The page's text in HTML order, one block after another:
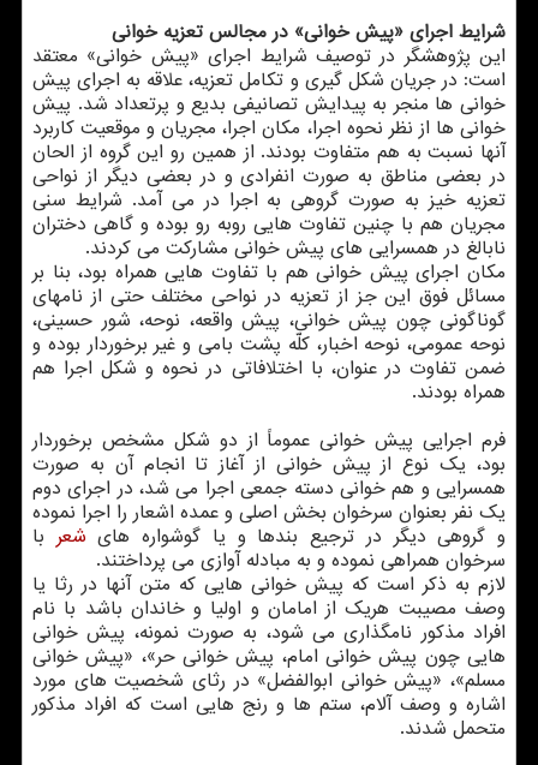
شرایط اجرای «پیش خوانی» در مجالس تعزیه خوانی
این پژوهشگر در توصیف شرایط اجرای «پیش خوانی» معتقد
است: در جریان شکل گیری و تکامل تعزیه، علاقه به اجرای پیش
خوانی ها منجر به پیدایش تصانیفی بدیع و پرتعداد شد. پیش
خوانی ها از نظر نحوه اجرا، مکان اجرا، مجریان و موقعیت کاربرد
آنها نسبت به هم متفاوت بودند. از همین رو این گروه از الحان
در بعضی مناطق به صورت انفرادی و در بعضی دیگر از نواحی
تعزیه خیز به صورت گروهی به اجرا در می آمد. شرایط سنی
مجریان هم با چنین تفاوت هایی روبه رو بوده و گاهی دختران
نابالغ در همسرایی های پیش خوانی مشارکت می کردند.
مکان اجرای پیش خوانی هم با تفاوت هایی همراه بود، بنا بر
مسائل فوق این جز از تعزیه در نواحی مختلف حتی از نامهای
گوناگونی چون پیش خوانی، پیش واقعه، نوحه، شور حسینی،
نوحه عمومی، نوحه اخبار، کلّه پشت بامی و غیر برخوردار بوده و
ضمن تفاوت در عنوان، با اختلافاتی در نحوه و شکل اجرا هم
همراه بودند.
فرم اجرایی پیش خوانی عموماً از دو شکل مشخص برخوردار
بود، یک نوع از پیش خوانی از آغاز تا انجام آن به صورت
همسرایی و هم خوانی دسته جمعی اجرا می شد، در اجرای دوم
یک نفر بعنوان سرخوان بخش اصلی و عمده اشعار را اجرا نموده
و گروهی دیگر در ترجیع بندها و یا گوشواره های شعر با
سرخوان همراهی نموده و به مبادله آوازی می پرداختند.
لازم به ذکر است که پیش خوانی هایی که متن آنها در رثا یا
وصف مصیبت هریک از امامان و اولیا و خاندان باشد با نام
افراد مذکور نامگذاری می شود، به صورت نمونه، پیش خوانی
هایی چون پیش خوانی امام، پیش خوانی حر»، «پیش خوانی
مسلم»، «پیش خوانی ابوالفضل» در رثای شخصیت های مورد
اشاره و وصف آلام، ستم ها و رنج هایی است که افراد مذکور
متحمل شدند.